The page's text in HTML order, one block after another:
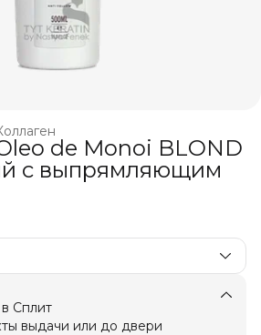
de Monoi BLOND
c выпрямляющим
Сплит
выдачи или до двери